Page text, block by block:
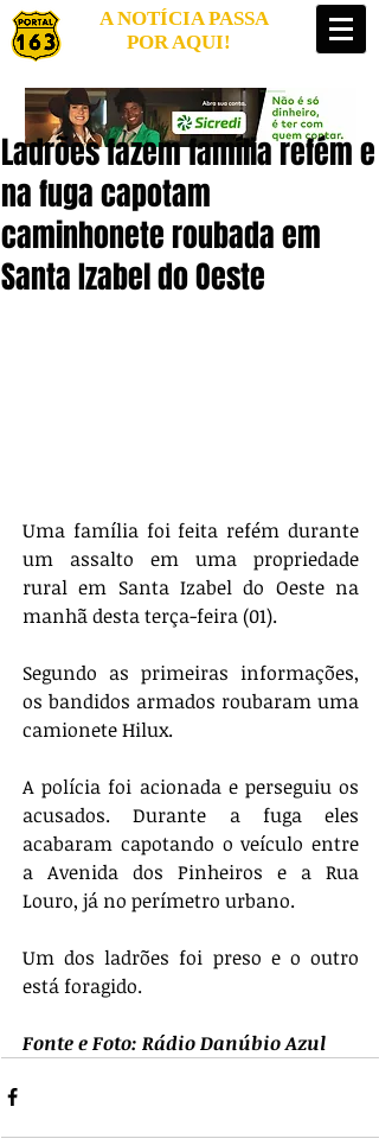
A NOTÍCIA PASSA
POR AQUI!
Ladrões fazem família refém e
na fuga capotam
caminhonete roubada em
Santa Izabel do Oeste
Uma família foi feita refém durante
um assalto em uma propriedade
rural em Santa Izabel do Oeste na
manhã desta terça-feira (01).
Segundo as primeiras informações,
os bandidos armados roubaram uma
camionete Hilux.
A polícia foi acionada e perseguiu os
acusados. Durante a fuga eles
acabaram capotando o veículo entre
a Avenida dos Pinheiros e a Rua
Louro, já no perímetro urbano.
Um dos ladrões foi preso e o outro
está foragido.
Fonte e Foto: Rádio Danúbio Azul